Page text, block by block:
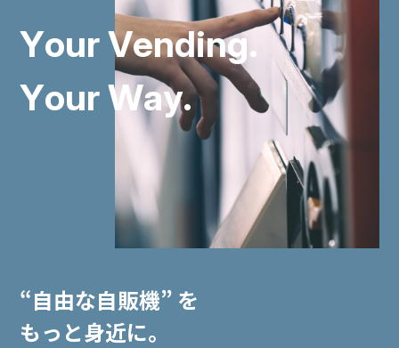
YourVending.
YourWay.
“自由な自販機” を
もっと身近に。